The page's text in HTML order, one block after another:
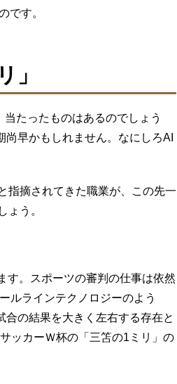
です。
」
たったものはあるのでしょう
早かもしれません。なにしろAI
指摘されてきた職業が、この先一
ょう。
す。スポーツの審判の仕事は依然
ルラインテクノロジーのよう
の結果を大きく左右する存在と
ッカーＷ杯の「三笘の1ミリ」の